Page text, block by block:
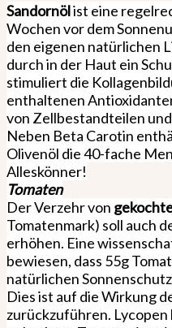
Sandornölist eine
Wochen vor dem
den eigenen natürlichen
durch in der Haut ein
stimuliert die
enthaltenen
von Zellbestandteilen
Neben Beta Carotin
Olivenöl die 40-fache
Alleskönner!
Tomaten
Der Verzehr von
Tomatenmark) soll auch
erhöhen. Eine
bewiesen, dass 55g
natürlichen
Dies ist auf die Wirkung
zurückzuführen.